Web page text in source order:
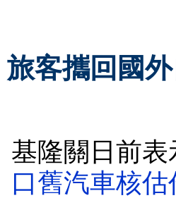
旅客攜回國
基隆關日前
口舊汽車核